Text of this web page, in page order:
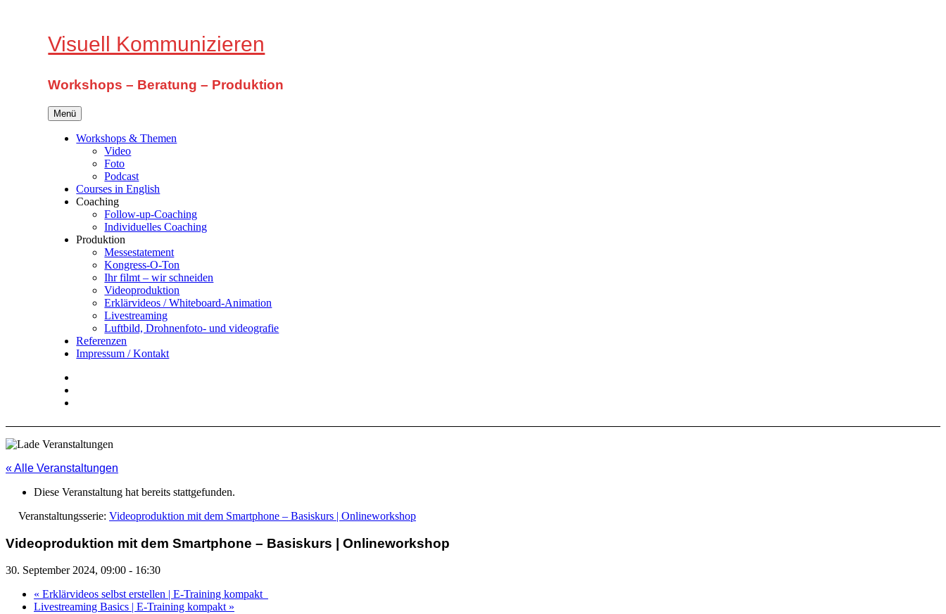
Visuell Kommunizieren
Workshops – Beratung – Produktion
Menü
Workshops & Themen
Video
Foto
Podcast
Courses in English
Coaching
Follow-up-Coaching
Individuelles Coaching
Produktion
Messestatement
Kongress-O-Ton
Ihr filmt – wir schneiden
Videoproduktion
Erklärvideos / Whiteboard-Animation
Livestreaming
Luftbild, Drohnenfoto- und videografie
Referenzen
Impressum / Kontakt
« Alle Veranstaltungen
Diese Veranstaltung hat bereits stattgefunden.
Veranstaltungsserie: Videoproduktion mit dem Smartphone – Basiskurs | Onlineworkshop
Videoproduktion mit dem Smartphone – Basiskurs | Onlineworkshop
30. September 2024, 09:00 - 16:30
« Erklärvideos selbst erstellen | E-Training kompakt
Livestreaming Basics | E-Training kompakt »